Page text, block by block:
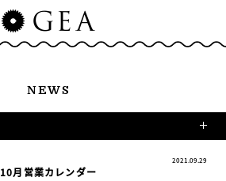
NEWS
2021.09.29
10月営業カレンダー